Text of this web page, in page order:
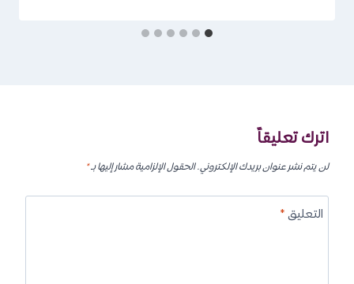
اترك تعليقاً
لن يتم نشر عنوان بريدك الإلكتروني.الحقول الإلزامية مشار إليها بـ*
التعليق*